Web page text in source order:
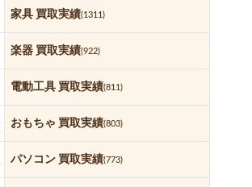
家具 買取実績(1311)
楽器 買取実績(922)
電動工具 買取実績(811)
おもちゃ 買取実績(803)
パソコン 買取実績(773)